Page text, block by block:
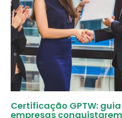
Certificação GPTW:
empresas